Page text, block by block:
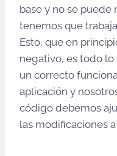
base y no se puede
tenemos que
Esto, que en
negativo, es todo lo
un correcto
aplicación y
código debemos
las modificaciones